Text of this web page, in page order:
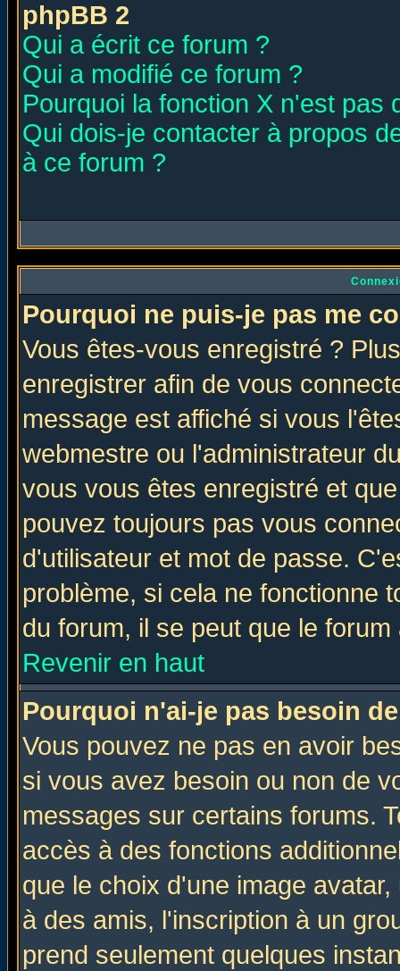
phpBB 2
Qui a écrit ce forum ?
Qui a modifié ce forum ?
Pourquoi la fonction X n'est pas
Qui dois-je contacter à propos
à ce forum ?
Pourquoi ne puis-je pas me
Vous êtes-vous enregistré ?
enregistrer afin de vous
message est affiché si vous
webmestre ou l'administrateur
vous vous êtes enregistré et
pouvez toujours pas vous
d'utilisateur et mot de passe.
problème, si cela ne fonctionne
du forum, il se peut que le
Revenir en haut
Pourquoi n'ai-je pas besoin
Vous pouvez ne pas en avoir
si vous avez besoin ou non de
messages sur certains forums.
accès à des fonctions
que le choix d'une image
à des amis, l'inscription à un
prend seulement quelques